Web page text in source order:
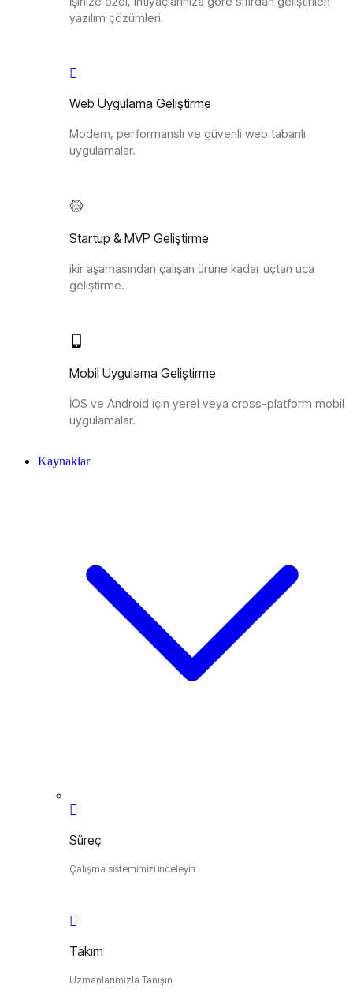
yazılım çözümleri.
Web Uygulama Geliştirme
Modern, performanslı ve güvenli web tabanlı
uygulamalar.
Startup & MVP Geliştirme
ikir aşamasından çalışan ürüne kadar uçtan uca
geliştirme.
Mobil Uygulama Geliştirme
İOS ve Android için yerel veya cross-platform mobil
uygulamalar.
Kaynaklar
Süreç
Çalışma sistemimizi inceleyin
Takım
Uzmanlarımızla Tanışın